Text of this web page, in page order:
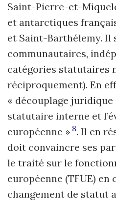
Saint-Pierre-et-
et antarctiques
et Saint-Barthélemy. Il
communautaires,
catégories statutaires
réciproquement). En
« découplage juridique
statutaire interne et
européenne » 8. Il en
doit convaincre ses
le traité sur le
européenne (TFUE) en
changement de statut